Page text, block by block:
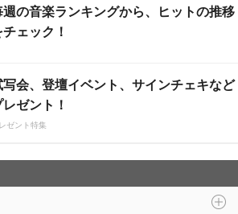
週の音楽ランキングから、ヒットの推移
ェック！
写会、登壇イベント、サインチェキなど
ゼント！
ゼント特集